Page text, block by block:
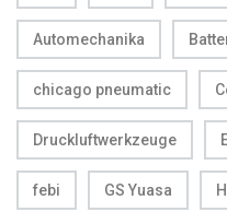
Automechanika
chicago pneumatic
Druckluftwerkzeuge
febi GS Yuasa